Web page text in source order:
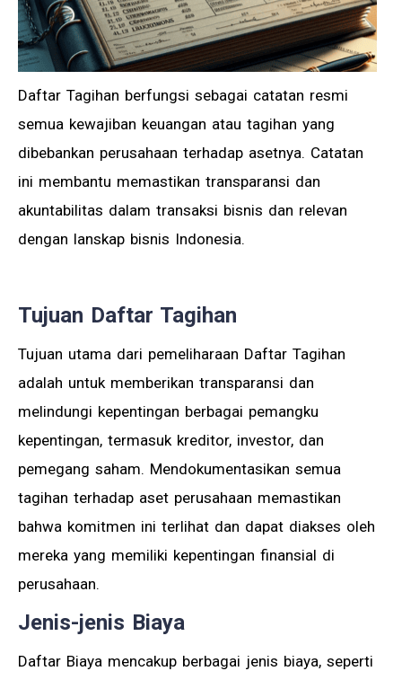
Daftar Tagihan berfungsi sebagai catatan resmi
semua kewajiban keuangan atau tagihan yang
dibebankan perusahaan terhadap asetnya. Catatan
ini membantu memastikan transparansi dan
akuntabilitas dalam transaksi bisnis dan relevan
dengan lanskap bisnis Indonesia.
Tujuan Daftar Tagihan
Tujuan utama dari pemeliharaan Daftar Tagihan
adalah untuk memberikan transparansi dan
melindungi kepentingan berbagai pemangku
kepentingan, termasuk kreditor, investor, dan
pemegang saham. Mendokumentasikan semua
tagihan terhadap aset perusahaan memastikan
bahwa komitmen ini terlihat dan dapat diakses oleh
mereka yang memiliki kepentingan finansial di
perusahaan.
Jenis-jenis Biaya
Daftar Biaya mencakup berbagai jenis biaya, seperti